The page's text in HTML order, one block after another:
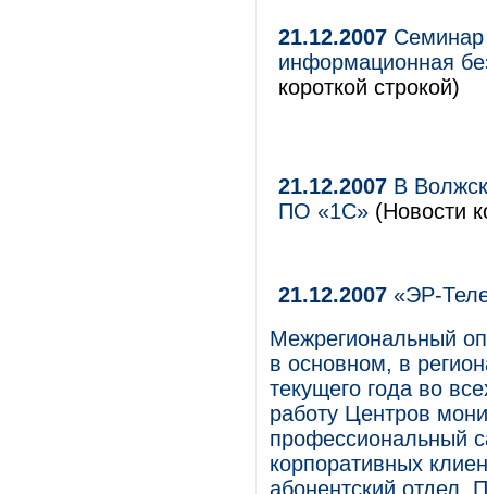
21.12.2007
информационная
короткой строкой)
21.12.2007 В
ПО «1С» (Новости
21.12.2007 «ЭР-
Межрегиональный
в основном, в
текущего года во
работу Центров
профессиональный
корпоративных
абонентский отдел.